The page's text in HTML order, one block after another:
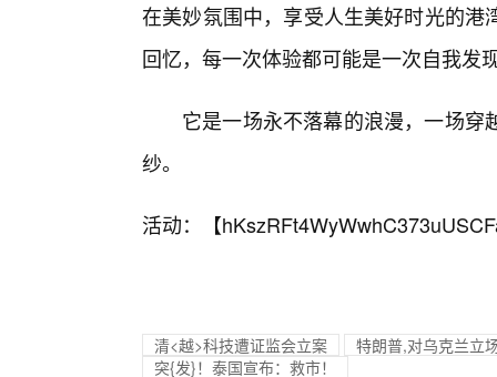
在美妙氛围中，享受人生美好时光的
回忆，每一次体验都可能是一次自我发
它是一场永不落幕的浪漫，一场
纱。
活动：【
清<越>科技遭证监会立案
特朗普,对乌克兰立
突{发}！泰国宣布：救市！